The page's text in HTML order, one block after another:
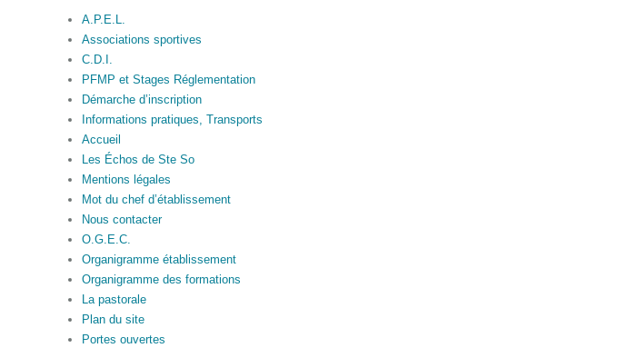
A.P.E.L.
Associations sportives
C.D.I.
PFMP et Stages Réglementation
Démarche d’inscription
Informations pratiques, Transports
Accueil
Les Échos de Ste So
Mentions légales
Mot du chef d’établissement
Nous contacter
O.G.E.C.
Organigramme établissement
Organigramme des formations
La pastorale
Plan du site
Portes ouvertes